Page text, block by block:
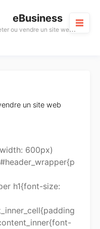
eBusiness
A
cheter ou vendre un site web rentable
un site web
600px)
h1{font-size: